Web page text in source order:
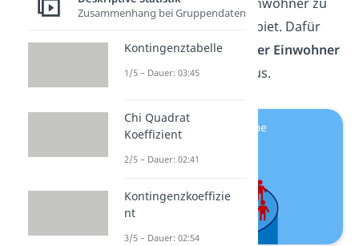
ein Stimmungsbild der Einwohner zu
einem neuen Industriegebiet. Dafür
wählt sie aus derListe aller Einwohner
zufällig1000 Personen aus.
Zusammenhang bei Gruppendaten
Kontingenztabelle
1/5 – Dauer: 03:45
Chi Quadrat
Koeffizient
2/5 – Dauer: 02:41
Kontingenzkoeffizie
nt
3/5 – Dauer: 02:54